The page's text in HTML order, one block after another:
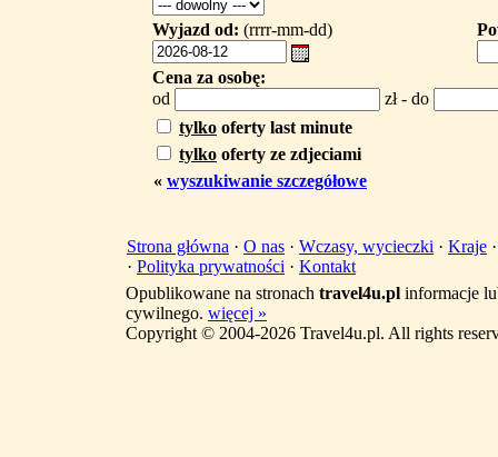
Wyjazd od: (rrrr-mm-dd)
Cena za osobę:
od
zł - do
tylko oferty last minute
tylko oferty ze zdjeciami
« wyszukiwanie szczegółowe
Strona główna · O nas · Wczasy, wycieczki · Kraje
· Polityka prywatności · Kontakt
Opublikowane na stronach travel4u.pl informacje
cywilnego. więcej »
Copyright © 2004-2026 Travel4u.pl. All rights